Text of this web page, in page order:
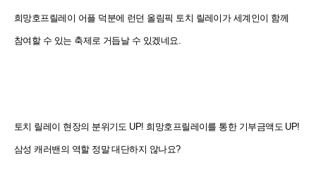
희망호프릴레이 어플 덕분에 런던 올림픽 토치 릴레이가 세계인이 함께
참여할 수 있는 축제로 거듭날 수 있겠네요.
토치 릴레이 현장의 분위기도 UP! 희망호프릴레이를 통한 기부금액도 UP!
삼성 캐러밴의 역할 정말 대단하지 않나요?